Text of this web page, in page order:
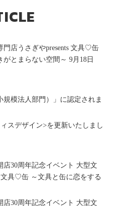
門店うさぎやpresents 文具♡缶
とまらない空間～ 9月18日
規模法人部門）」に認定されま
スデザイン>を更新いたしまし
店30周年記念イベント 大型文
文具♡缶 ～文具と缶に恋をする
店30周年記念イベント 大型文